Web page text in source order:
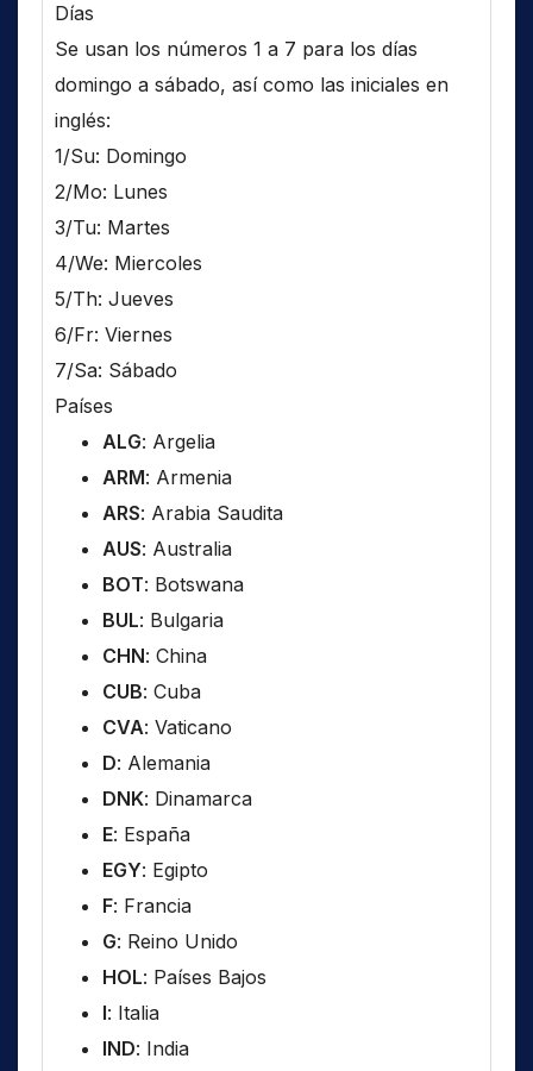
Días
Se usan los números 1 a 7 para los días
domingo a sábado, así como las iniciales en
inglés:
1/Su: Domingo
2/Mo: Lunes
3/Tu: Martes
4/We: Miercoles
5/Th: Jueves
6/Fr: Viernes
7/Sa: Sábado
Países
ALG: Argelia
ARM: Armenia
ARS: Arabia Saudita
AUS: Australia
BOT: Botswana
BUL: Bulgaria
CHN: China
CUB: Cuba
CVA: Vaticano
D: Alemania
DNK: Dinamarca
E: España
EGY: Egipto
F: Francia
G: Reino Unido
HOL: Países Bajos
I: Italia
IND: India